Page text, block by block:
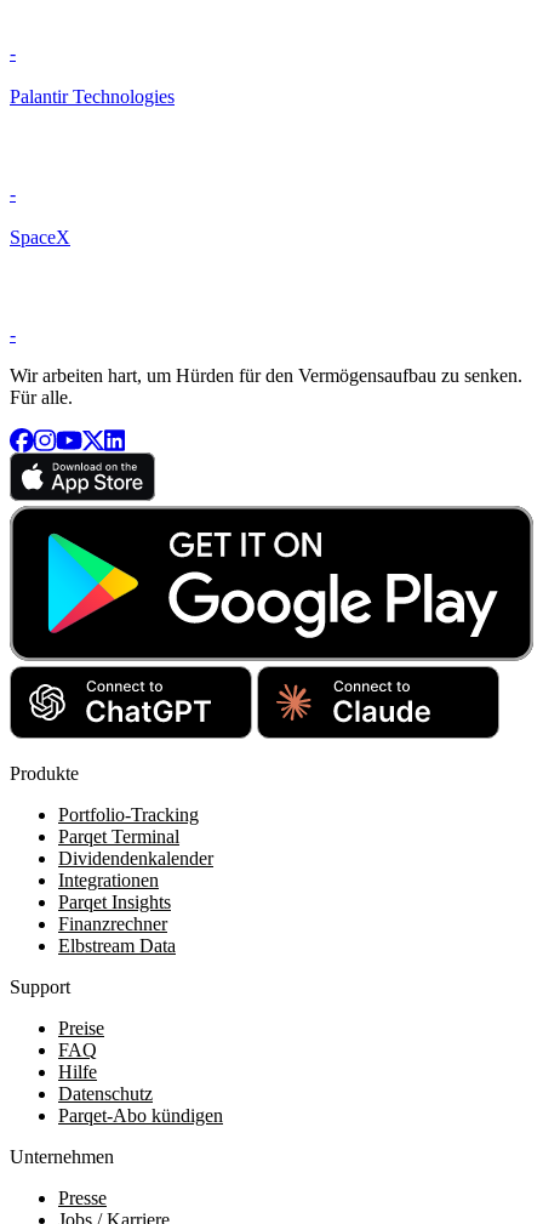
-
Palantir Technologies
-
SpaceX
-
Wir arbeiten hart, um Hürden für den Vermögensaufbau zu senken.
Für alle.
Produkte
Portfolio-Tracking
Parqet Terminal
Dividendenkalender
Integrationen
Parqet Insights
Finanzrechner
Elbstream Data
Support
Preise
FAQ
Hilfe
Datenschutz
Parqet-Abo kündigen
Unternehmen
Presse